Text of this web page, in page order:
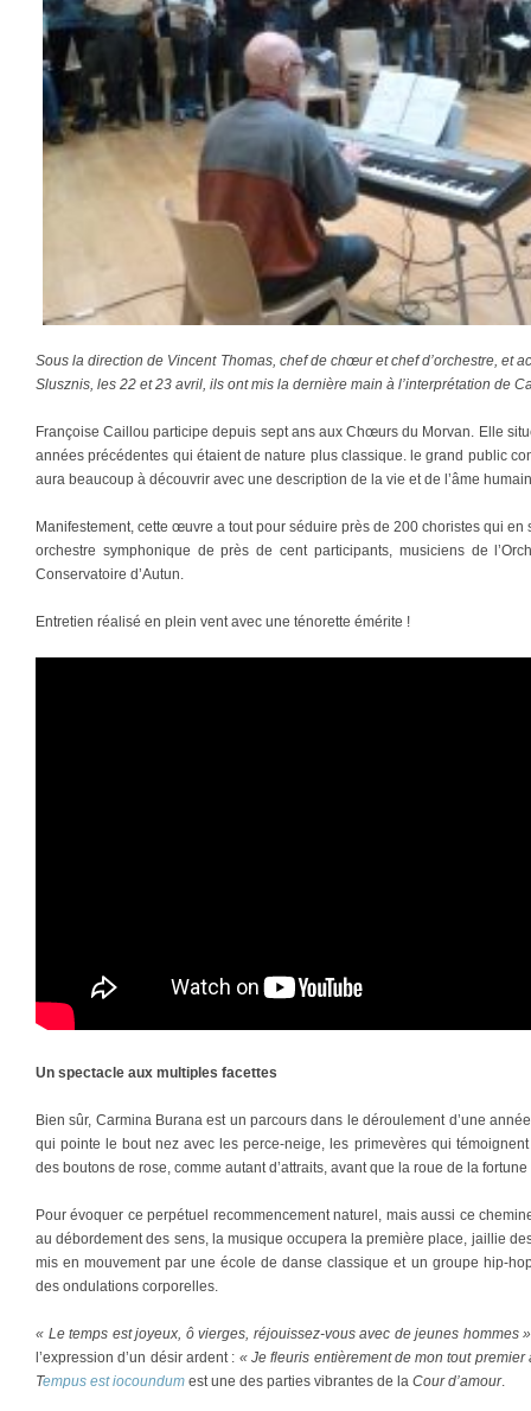
Sous la direction de Vincent Thomas, chef de chœur et chef d’orchestre, et
Slusznis, les 22 et 23 avril, ils ont mis la dernière main à l’interprétation de
Françoise Caillou participe depuis sept ans aux Chœurs du Morvan. Elle
années précédentes qui étaient de nature plus classique. le grand public
aura beaucoup à découvrir avec une description de la vie et de l’âme
Manifestement, cette œuvre a tout pour séduire près de 200 choristes qui
orchestre symphonique de près de cent participants, musiciens de
Conservatoire d’Autun.
Entretien réalisé en plein vent avec une ténorette émérite !
Un spectacle aux multiples facettes
Bien sûr, Carmina Burana est un parcours dans le déroulement d’une
qui pointe le bout nez avec les perce-neige, les primevères qui
des boutons de rose, comme autant d’attraits, avant que la roue de la
Pour évoquer ce perpétuel recommencement naturel, mais aussi ce
au débordement des sens, la musique occupera la première place, jaillie
mis en mouvement par une école de danse classique et un groupe hip-
des ondulations corporelles.
« Le temps est joyeux, ô vierges, réjouissez-vous avec de jeunes hommes
l’expression d’un désir ardent : « Je fleuris entièrement de mon tout
Tempus est iocoundum est une des parties vibrantes de la Cour d’amour.